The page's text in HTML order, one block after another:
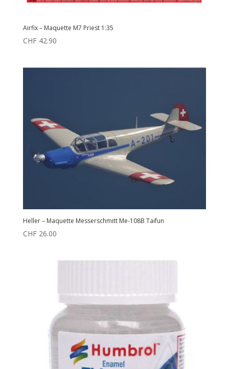
Airfix – Maquette M7 Priest 1:35
CHF42.90
Heller – Maquette Messerschmitt Me-108B Taifun
CHF26.00